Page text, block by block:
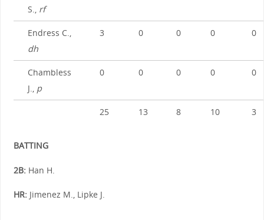
S., rf
Endress C.,
dh
3 0 0 0 0
Chambless
J., p
0 0 0 0 0
25 13 8 10 3
BATTING
2B:Han H.
HR:Jimenez M., Lipke J.